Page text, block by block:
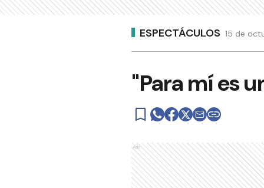
ESPECTÁCULOS 15 de
"Para mí es
Ads